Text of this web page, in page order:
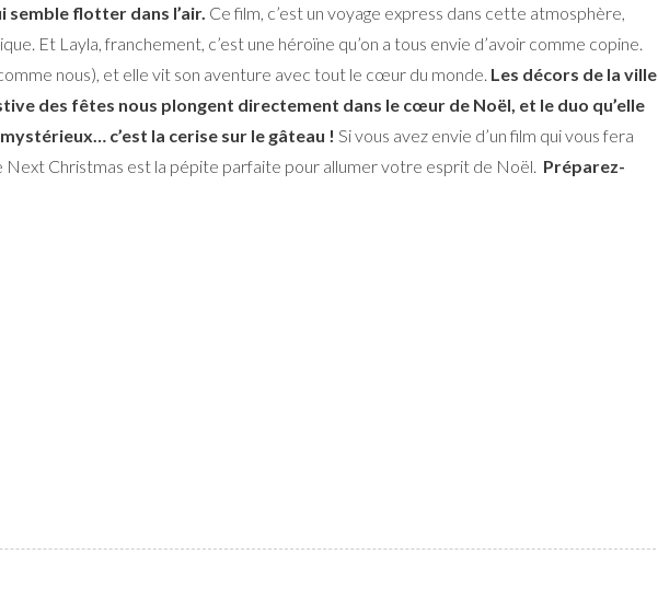
semble flotter dans l’air. Ce film, c’est un voyage express dans cette atmosphère,
Et Layla, franchement, c’est une héroïne qu’on a tous envie d’avoir comme copine.
nous), et elle vit son aventure avec tout le cœur du monde. Les décors de la ville
des fêtes nous plongent directement dans le cœur de Noël, et le duo qu’elle
c’est la cerise sur le gâteau ! Si vous avez envie d’un film qui vous fera
Christmas est la pépite parfaite pour allumer votre esprit de Noël. Préparez-